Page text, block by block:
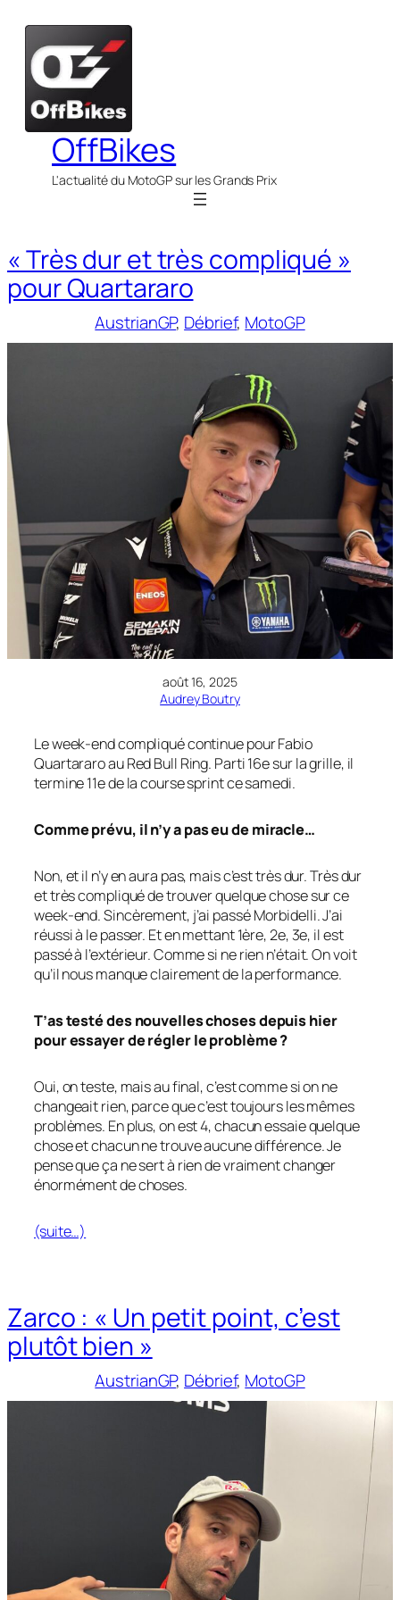
contenu
OffBikes
L'actualité du MotoGP sur les Grands Prix
« Très dur et très compliqué »
pour Quartararo
AustrianGP, Débrief, MotoGP
août 16, 2025
Audrey Boutry
Le week-end compliqué continue pour Fabio
Quartararo au Red Bull Ring. Parti 16e sur la grille, il
termine 11e de la course sprint ce samedi.
Comme prévu, il n’y a pas eu de miracle…
Non, et il n’y en aura pas, mais c’est très dur. Très dur
et très compliqué de trouver quelque chose sur ce
week-end. Sincèrement, j’ai passé Morbidelli. J’ai
réussi à le passer. Et en mettant 1ère, 2e, 3e, il est
passé à l’extérieur. Comme si ne rien n’était. On voit
qu’il nous manque clairement de la performance.
T’as testé des nouvelles choses depuis hier
pour essayer de régler le problème ?
Oui, on teste, mais au final, c’est comme si on ne
changeait rien, parce que c’est toujours les mêmes
problèmes. En plus, on est 4, chacun essaie quelque
chose et chacun ne trouve aucune différence. Je
pense que ça ne sert à rien de vraiment changer
énormément de choses.
(suite…)
Zarco : « Un petit point, c’est
plutôt bien »
AustrianGP, Débrief, MotoGP